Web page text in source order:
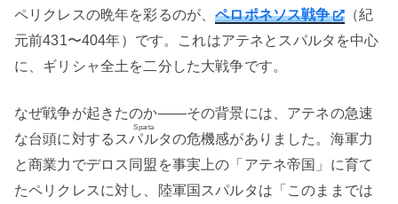
ペリクレスの晩年を彩るのが、ペロポネソス戦争
（紀
元前431〜404年）です。これはアテネとスパルタを中心
に、ギリシャ全土を二分した大戦争です。
なぜ戦争が起きたのか——その背景には、アテネの急速
な台頭に対するスパルタ
Sparta
の危機感がありました。海軍力
と商業力でデロス同盟を事実上の「アテネ帝国」に育て
たペリクレスに対し、陸軍国スパルタは「このままでは